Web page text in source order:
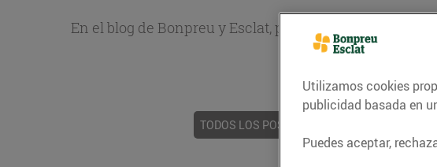
En el blog de Bonpreu y Esclat, puedes encontrar
sobre
TODOS LOS POSTS
Utilizamos cookies
publicidad basada en
Puedes aceptar,